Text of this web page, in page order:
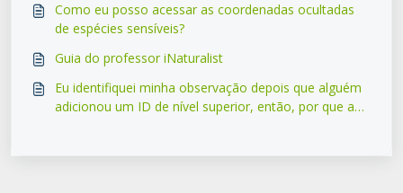
Como eu posso acessar as coordenadas ocultadas
de espécies sensíveis?
Guia do professor iNaturalist
Eu identifiquei minha observação depois que alguém
adicionou um ID de nível superior, então, por que a